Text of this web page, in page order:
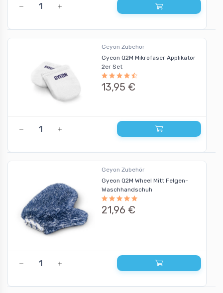
Geyon Zubehör
Gyeon Q2M Mikrofaser Applikator
2er Set
13,95 €
Geyon Zubehör
Gyeon Q2M Wheel Mitt Felgen-
Waschhandschuh
21,96 €